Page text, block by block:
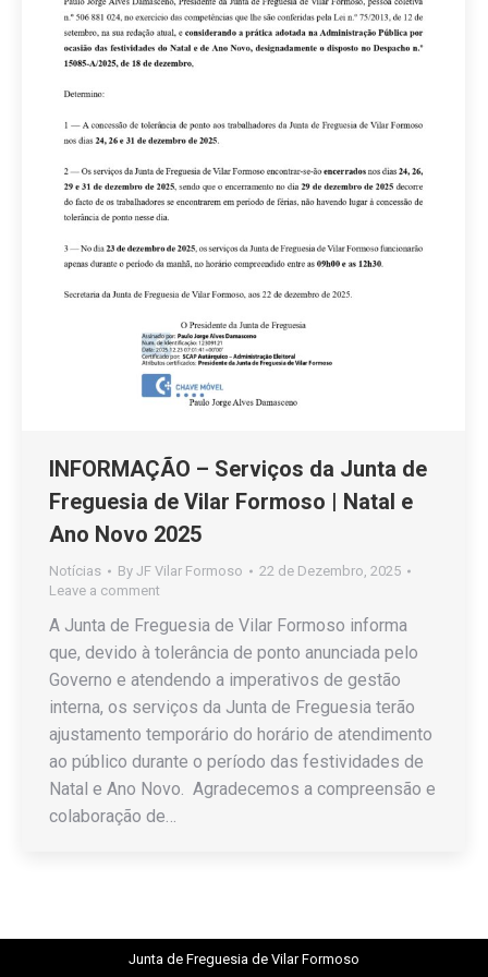
INFORMAÇÃO – Serviços da Junta de
Freguesia de Vilar Formoso | Natal e
Ano Novo 2025
Notícias By JF Vilar Formoso
22 de Dezembro, 2025
Leave a comment
A Junta de Freguesia de Vilar Formoso informa
que, devido à tolerância de ponto anunciada pelo
Governo e atendendo a imperativos de gestão
interna, os serviços da Junta de Freguesia terão
ajustamento temporário do horário de atendimento
ao público durante o período das festividades de
Natal e Ano Novo. Agradecemos a compreensão e
colaboração de…
Junta de Freguesia de Vilar Formoso